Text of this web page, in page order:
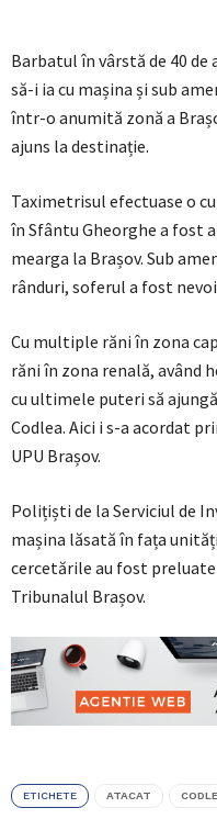
Barbatul în vârstă de 40
să-i ia cu mașina și sub
într-o anumită zonă a
ajuns la destinație.
Taximetrisul efectuase o
în Sfântu Gheorghe a fost
mearga la Brașov. Sub
rânduri, soferul a fost
Cu multiple răni în zona
răni în zona renală, având
cu ultimele puteri să
Codlea. Aici i s-a acordat
UPU Brașov.
Polițiști de la Serviciul de
mașina lăsată în fața
cercetările au fost
Tribunalul Brașov.
ETICHETE ATACAT